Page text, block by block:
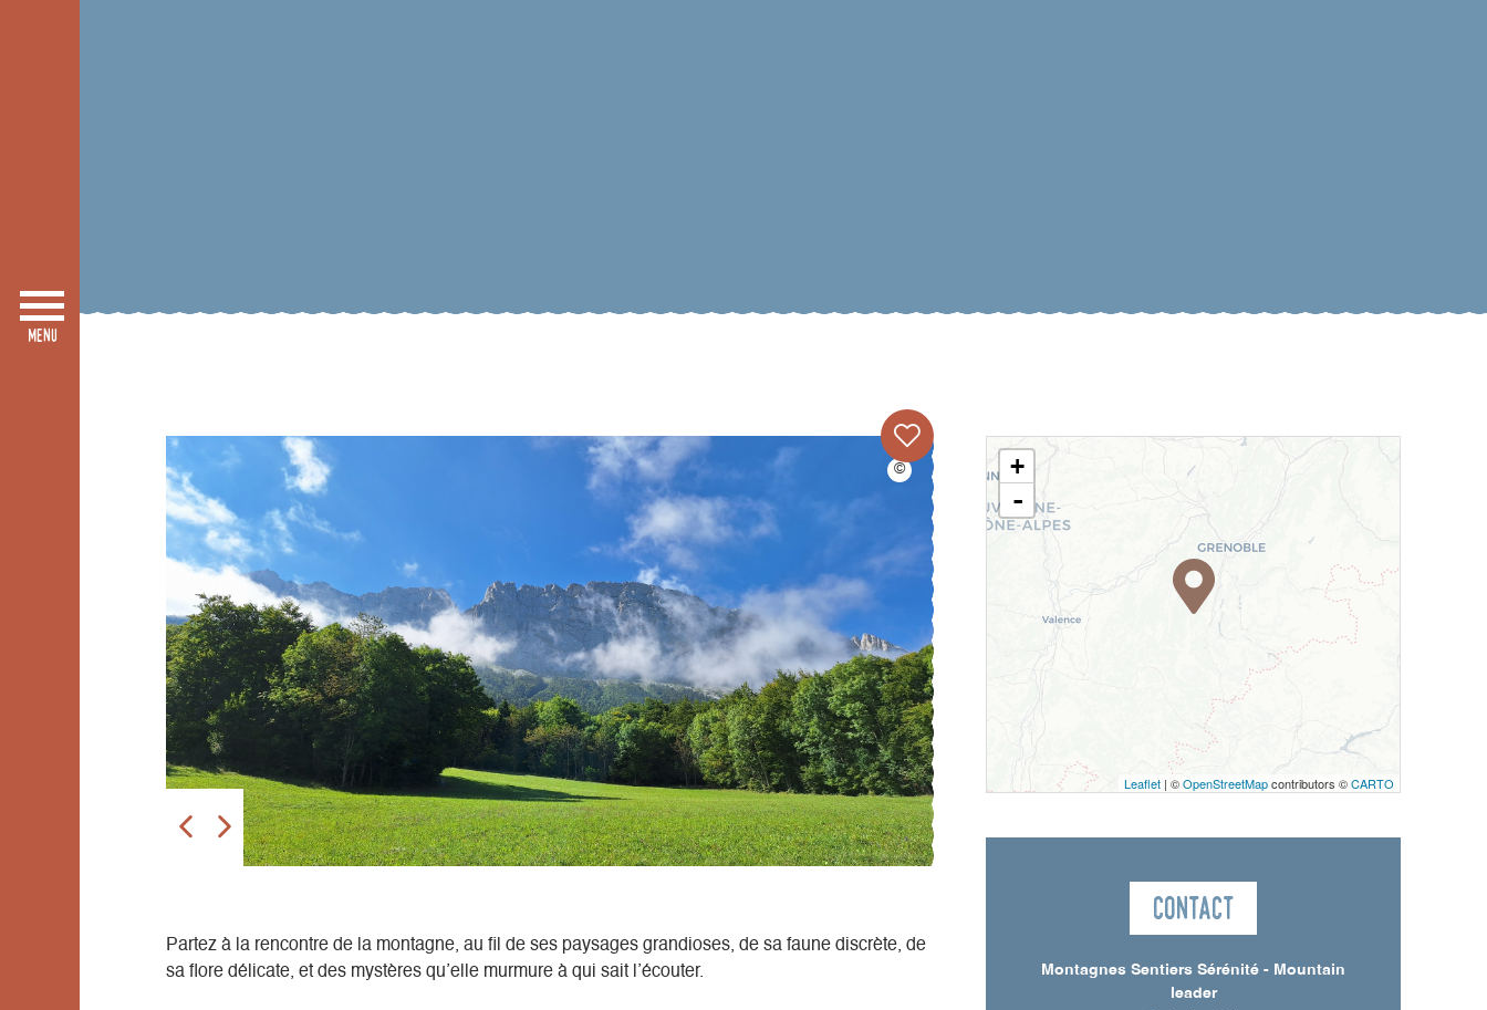
Partez à la rencontre de la montagne, au fil de ses paysages grandioses, de sa faune discrète, de
sa flore délicate, et des mystères qu’elle murmure à qui sait l’écouter.
+
-
Leaflet | ©OpenStreetMapcontributors ©CARTO
Contact
Montagnes Sentiers Sérénité - Mountain
leader